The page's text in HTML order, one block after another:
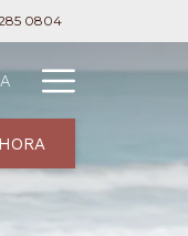
0804
Menu